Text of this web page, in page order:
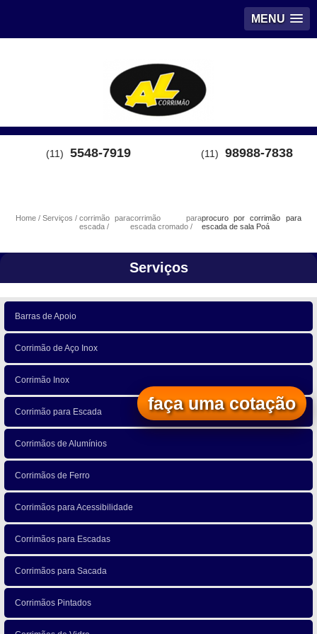
MENU
(11) 5548-7919 (11) 98988-7838
Home Serviços
corrimão para
escada
corrimão para
escada cromado
procuro por corrimão para
escada de sala Poá
Serviços
Barras de Apoio
Corrimão de Aço Inox
Corrimão Inox
Corrimão para Escada
Corrimãos de Alumínios
Corrimãos de Ferro
Corrimãos para Acessibilidade
Corrimãos para Escadas
Corrimãos para Sacada
Corrimãos Pintados
faça uma cotação